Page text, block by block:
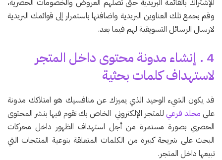
وقم بجمع تلك العناوين البريدية واضافتها باستمرار إلى قوائمك البريدية
لارسال الرسائل التسويقية لهم فيما بعد.
4 . إنشاء مدونة محتوى داخل المتجر
لاستهداف كلمات بحثية
قد يكون الشيء الوحيد الذي يميزك عن منافسيك هو امتلاكك مدونة
على مجلد فرعي للمتجر الإلكتروني الخاص بك تقوم فيها بنشر المحتوى
الحصري بصورة مستمرة من أجل استهداف الظهور داخل محركات
البحث على شريحة كبيرة من الكلمات المتعلقة بنوعية المنتجات التي
تبيعها داخل المتجر.